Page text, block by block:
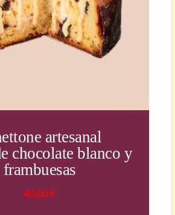
artesanal
chocolate blanco y
frambuesas
45,00€